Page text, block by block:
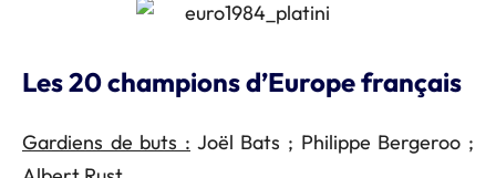
Les 20 champions d’Europe français
Gardiens de buts : Joël Bats ; Philippe Bergeroo ;